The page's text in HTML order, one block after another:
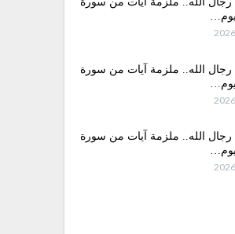
رجال الله.. ملزمة آيات من سورة
رجال الله.. ملزمة آيات من سورة